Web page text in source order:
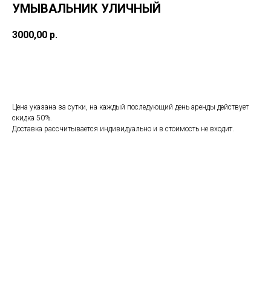
УМЫВАЛЬНИК УЛИЧНЫЙ
3000,00 р.
Цена указана за сутки, на каждый последующий день аренды действует
скидка 50%.
Доставка рассчитывается индивидуально и в стоимость не входит.